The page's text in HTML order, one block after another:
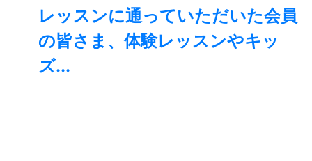
レッスンに通っていただいた会員
の皆さま、体験レッスンやキッ
ズ...